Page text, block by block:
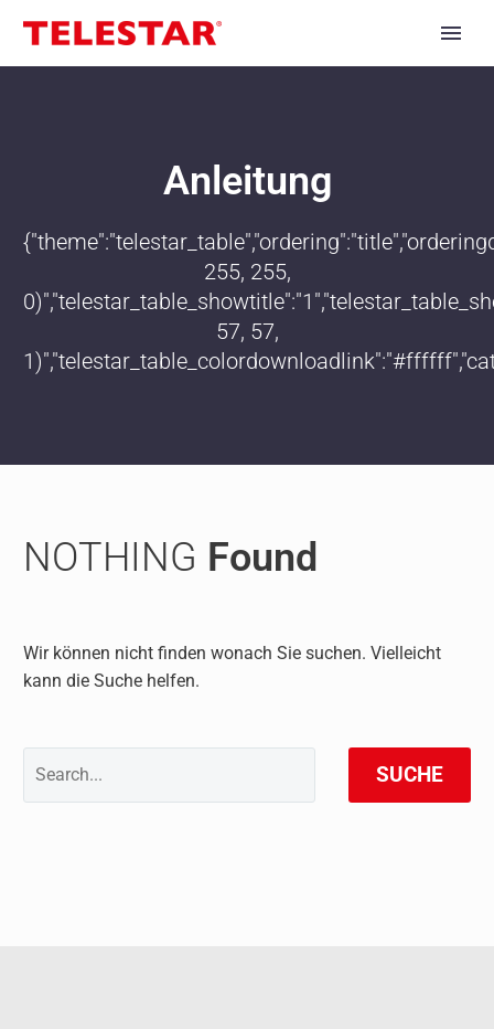
Anleitung
255, 255,
57, 57,
NOTHING Found
Wir können nicht finden wonach Sie suchen. Vielleicht
kann die Suche helfen.
SUCHE